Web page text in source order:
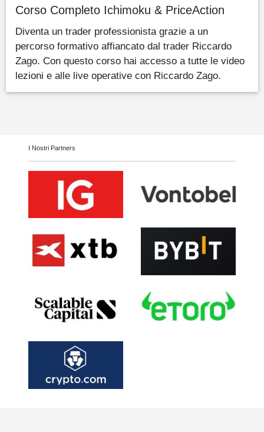
Corso Completo Ichimoku & PriceAction
Diventa un trader professionista grazie a un
percorso formativo affiancato dal trader Riccardo
Zago. Con questo corso hai accesso a tutte le video
lezioni e alle live operative con Riccardo Zago.
I Nostri Partners